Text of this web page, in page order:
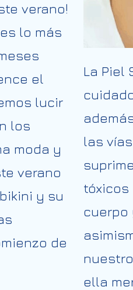
verano!
lo más
el
lucir
los
moda y
verano
y su
de
La Piel
las
cuerpo
ella